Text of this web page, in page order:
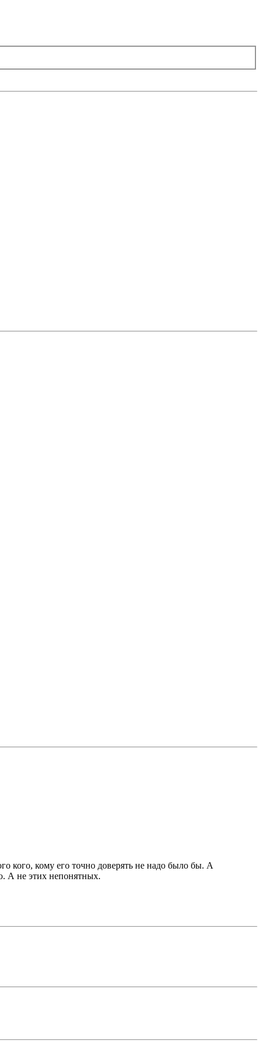
кого, кому его точно доверять не надо было бы. А
А не этих непонятных.